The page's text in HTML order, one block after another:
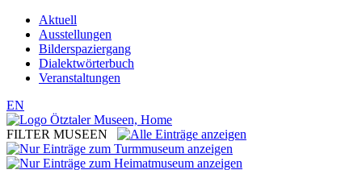
Aktuell
Ausstellungen
Bilderspaziergang
Dialektwörterbuch
Veranstaltungen
EN
FILTER MUSEEN